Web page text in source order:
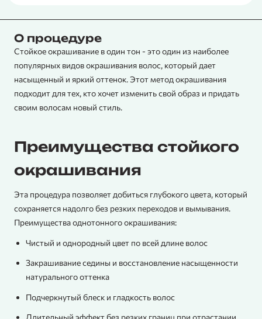
О процедуре
Стойкое окрашивание в один тон - это один из наиболее
популярных видов окрашивания волос, который дает
насыщенный и яркий оттенок. Этот метод окрашивания
подходит для тех, кто хочет изменить свой образ и придать
своим волосам новый стиль.
Преимущества стойкого
окрашивания
Эта процедура позволяет добиться глубокого цвета, который
сохраняется надолго без резких переходов и вымывания.
Преимущества однотонного окрашивания:
Чистый и однородный цвет по всей длине волос
Закрашивание седины и восстановление насыщенности
натурального оттенка
Подчеркнутый блеск и гладкость волос